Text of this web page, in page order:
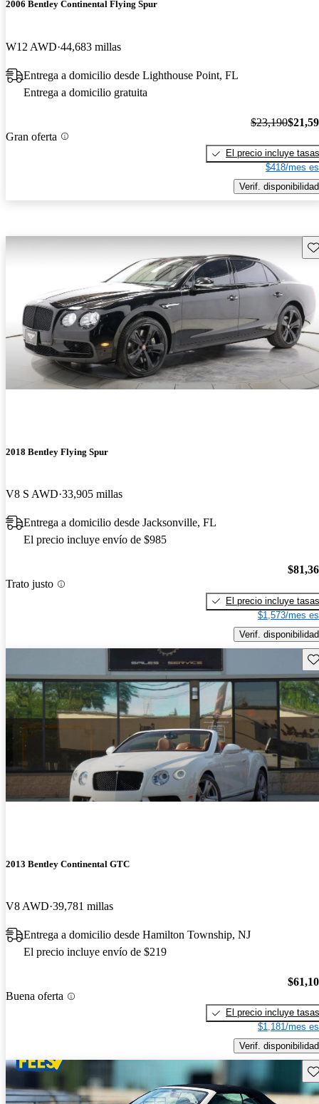
2006 Bentley Continental Flying Spur
W12 AWD 44,683 millas
Entrega a domicilio desde Lighthouse Point, FL
Entrega a domicilio gratuita
Gran oferta
$23,190
El precio incluye tasas
$418/mes
Verif. disponibilidad
2018 Bentley Flying Spur
V8 S AWD 33,905 millas
Entrega a domicilio desde Jacksonville, FL
El precio incluye envío de $985
Trato justo
El precio incluye tasas
$1,573/mes
Verif. disponibilidad
2013 Bentley Continental GTC
V8 AWD 39,781 millas
Entrega a domicilio desde Hamilton Township, NJ
El precio incluye envío de $219
Buena oferta
El precio incluye tasas
$1,181/mes
Verif. disponibilidad